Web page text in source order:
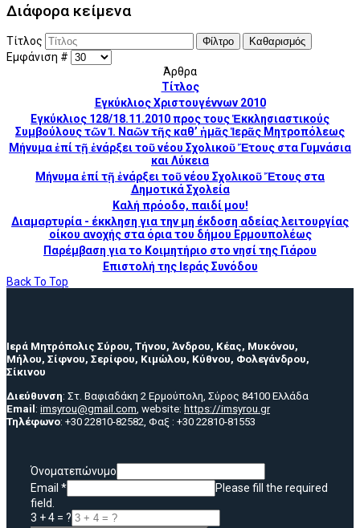
Διάφορα κείμενα
Τίτλος Φίλτρο Καθαρισμός
Εμφάνιση #
Άρθρα
Τίτλος
Εγκύκλιος Χριστουγέννων 2010
Εγκύκλιος 128/18.11.2010 προς τους Ἐκκλησιαστικούς
Συμβούλους τῶν Ἱ. Ναῶν τῆς καθ’ ἡμᾶς Ἱερᾶς Μητροπόλεως
Μήνυμα ἐπί τῇ ἐνάρξει τοῦ νέου Σχολικοῦ Ἔτους στα Γυμνάσια
και Λύκεια
Μήνυμα ἐπί τῇ ἐνάρξει τοῦ νέου Σχολικοῦ Ἔτους στα
Δημοτικά Σχολεία
Καλή πρόοδο, παιδί μου!
Διαμαρτυρία - έκκληση για την μη έκδοση αδείας λειτουργίας
οίκου ανοχής στα όρια του δήμου Ερμουπολέως
Παρέμβαση για το Κοιμητήριο στο νησί της Γιάρου
Επιστολή της Ιεράς Συνόδου
Back To Top
Ιερά Μητρόπολις Σύρου, Τήνου, Άνδρου, Κέας, Μυκόνου,
Μήλου, Σίφνου, Σερίφου, Κιμώλου, Κύθνου, Φολεγάνδρου,
Σίκινου
Διεύθυνση: Στ. Βαφιαδάκη 2 Ερμούπολη, Σύρος 84100 Ελλάδα
Email : imsyrou@gmail.com , website: https://imsyrou.gr
Τηλέφωνο: +30 22810-82582, Φαξ : +30 22810-81553
Όνοματεπώνυμο
Email *
Please fill the required
field.
3 + 4 = ?